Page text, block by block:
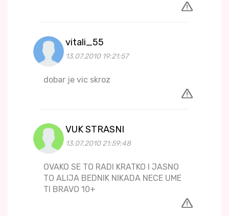
vitali_55
13.07.2010 19:21:57
dobar je vic skroz
VUK STRASNI
13.07.2010 21:59:48
OVAKO SE TO RADI KRATKO I JASNO
TO ALIJA BEDNIK NIKADA NECE UME
TI BRAVO 10+